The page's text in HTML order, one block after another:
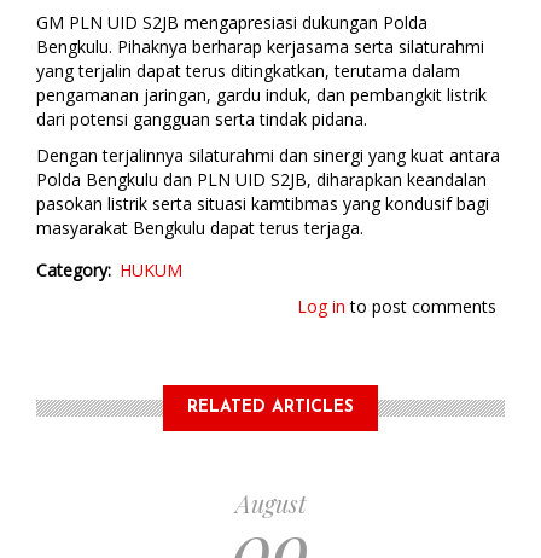
GM PLN UID S2JB mengapresiasi dukungan Polda
Bengkulu. Pihaknya berharap kerjasama serta silaturahmi
yang terjalin dapat terus ditingkatkan, terutama dalam
pengamanan jaringan, gardu induk, dan pembangkit listrik
dari potensi gangguan serta tindak pidana.
Dengan terjalinnya silaturahmi dan sinergi yang kuat antara
Polda Bengkulu dan PLN UID S2JB, diharapkan keandalan
pasokan listrik serta situasi kamtibmas yang kondusif bagi
masyarakat Bengkulu dapat terus terjaga.
Category HUKUM
Log in to post comments
RELATED ARTICLES
August